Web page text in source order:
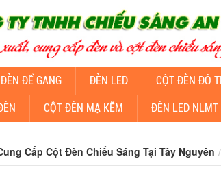
ĐỂ GANG ĐÈN LED CỘT ĐÈN ĐÔ
CỘT ĐÈN MẠ KẼM ĐÈN LED NLMT
Cấp Cột Đèn Chiếu Sáng Tại Tây Nguyên